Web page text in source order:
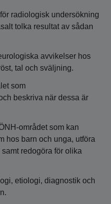
radiologisk undersökning
tolka resultat av sådan
avvikelser hos
tal och sväljning.
som
beskriva när dessa är
området som kan
hos barn och unga, utföra
redogöra för olika
etiologi, diagnostik och